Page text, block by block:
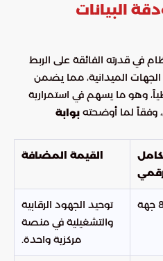
البيانات
في قدرته الفائقة على الربط
الميدانية، مما يضمن
وهو ما يسهم في استمرارية
وفقاً لما أوضحته بوابة
القيمة المضافة
توحيد الجهود الرقابية
والتشغيلية في منصة
مركزية واحدة.